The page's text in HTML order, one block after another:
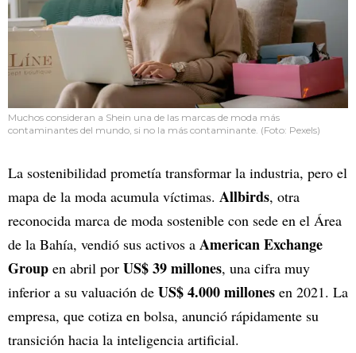
Muchos consideran a Shein una de las marcas de moda más
contaminantes del mundo, si no la más contaminante. (Foto: Pexels)
La sostenibilidad prometía transformar la industria, pero el
mapa de la moda acumula víctimas. Allbirds, otra
reconocida marca de moda sostenible con sede en el Área
de la Bahía, vendió sus activos a American Exchange
Group en abril por US$ 39 millones, una cifra muy
inferior a su valuación de US$ 4.000 millones en 2021. La
empresa, que cotiza en bolsa, anunció rápidamente su
transición hacia la inteligencia artificial.